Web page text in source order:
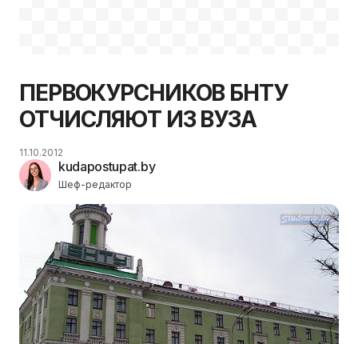
ПЕРВОКУРСНИКОВ БНТУ
ОТЧИСЛЯЮТ ИЗ ВУЗА
kudapostupat.by
Шеф-редактор
11.10.2012